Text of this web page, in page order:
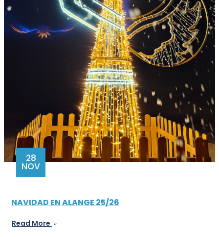
28
NOV
NAVIDAD EN ALANGE 25/26
Read More